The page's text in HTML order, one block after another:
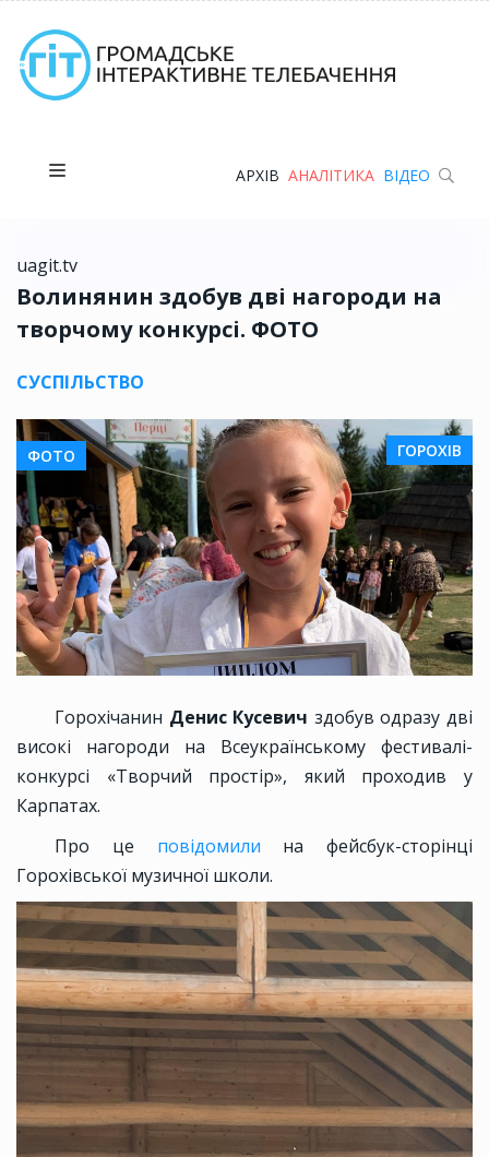
АРХІВ АНАЛІТИКА ВІДЕО
uagit.tv
Волинянин здобув дві нагороди на
творчому конкурсі. ФОТО
СУСПІЛЬСТВО
ФОТО ГОРОХІВ
Горохічанин Денис Кусевич здобув одразу дві
високі нагороди на Всеукраїнському фестивалі-
конкурсі «Творчий простір», який проходив у
Карпатах.
Про це повідомили на фейсбук-сторінці
Горохівської музичної школи.